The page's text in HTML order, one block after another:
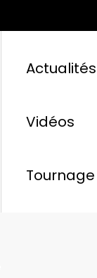
Actualités
Vidéos